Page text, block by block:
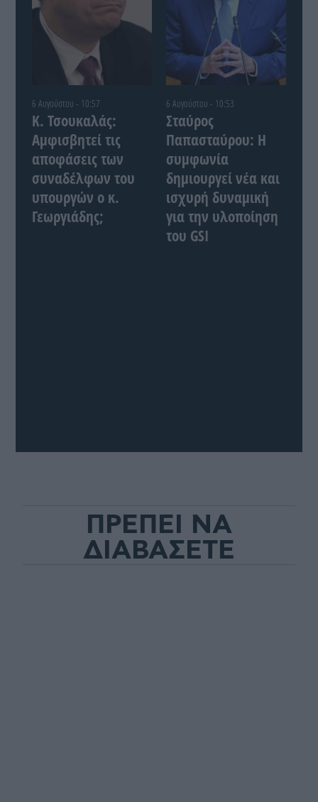
6 Αυγούστου - 10:57
Κ. Τσουκαλάς:
Αμφισβητεί τις
αποφάσεις των
συναδέλφων του
υπουργών ο κ.
Γεωργιάδης;
6 Αυγούστου - 10:53
Σταύρος
Παπασταύρου: Η
συμφωνία
δημιουργεί νέα και
ισχυρή δυναμική
για την υλοποίηση
του GSI
ΠΡΕΠΕΙ ΝΑ
ΔΙΑΒΑΣΕΤΕ